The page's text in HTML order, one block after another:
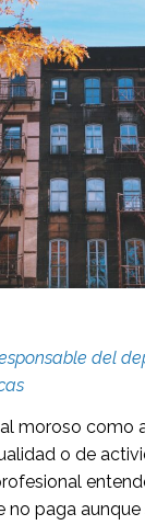
del
moroso como
o de
no paga